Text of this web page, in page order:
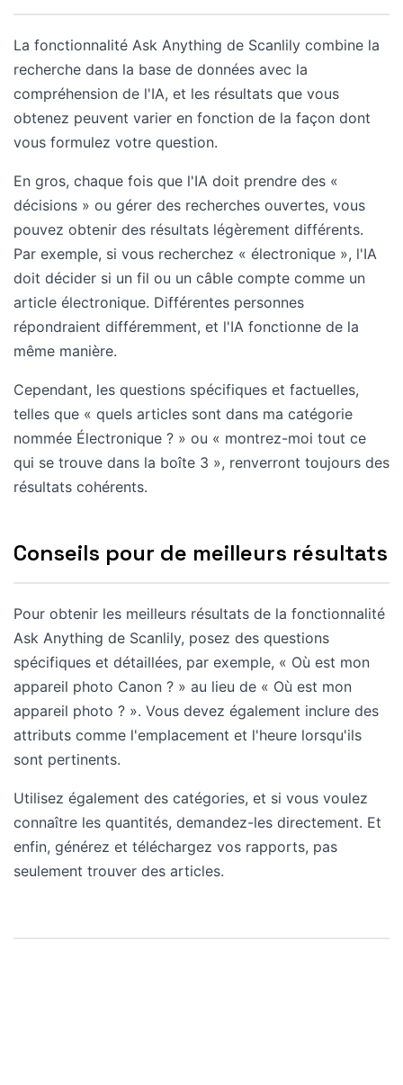
La fonctionnalité Ask Anything de Scanlily combine la
recherche dans la base de données avec la
compréhension de l'IA, et les résultats que vous
obtenez peuvent varier en fonction de la façon dont
vous formulez votre question.
En gros, chaque fois que l'IA doit prendre des «
décisions » ou gérer des recherches ouvertes, vous
pouvez obtenir des résultats légèrement différents.
Par exemple, si vous recherchez « électronique », l'IA
doit décider si un fil ou un câble compte comme un
article électronique. Différentes personnes
répondraient différemment, et l'IA fonctionne de la
même manière.
Cependant, les questions spécifiques et factuelles,
telles que « quels articles sont dans ma catégorie
nommée Électronique ? » ou « montrez-moi tout ce
qui se trouve dans la boîte 3 », renverront toujours des
résultats cohérents.
Conseils pour de meilleurs résultats
Pour obtenir les meilleurs résultats de la fonctionnalité
Ask Anything de Scanlily, posez des questions
spécifiques et détaillées, par exemple, « Où est mon
appareil photo Canon ? » au lieu de « Où est mon
appareil photo ? ». Vous devez également inclure des
attributs comme l'emplacement et l'heure lorsqu'ils
sont pertinents.
Utilisez également des catégories, et si vous voulez
connaître les quantités, demandez-les directement. Et
enfin, générez et téléchargez vos rapports, pas
seulement trouver des articles.